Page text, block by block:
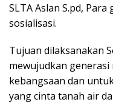
SLTA Aslan S.pd,
sosialisasi.
Tujuan dilaksanakan
mewujudkan generasi
kebangsaan dan
yang cinta tanah air